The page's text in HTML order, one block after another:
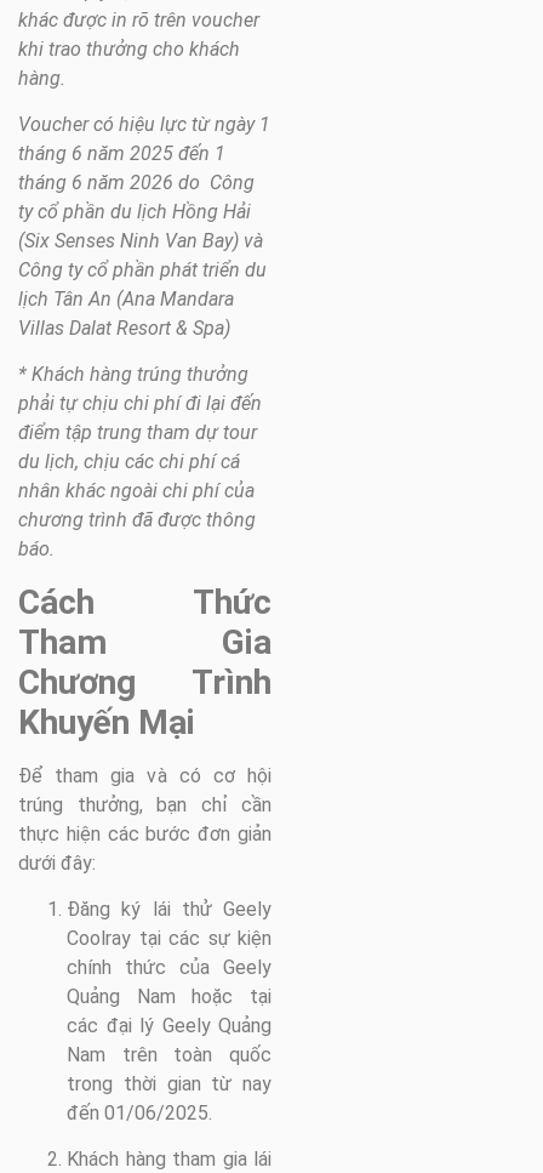
khác được in rõ trên voucher
khi trao thưởng cho khách
hàng.
Voucher có hiệu lực từ ngày 1
tháng 6 năm 2025 đến 1
tháng 6 năm 2026 do Công
ty cổ phần du lịch Hồng Hải
(Six Senses Ninh Van Bay) và
Công ty cổ phần phát triển du
lịch Tân An (Ana Mandara
Villas Dalat Resort & Spa)
* Khách hàng trúng thưởng
phải tự chịu chi phí đi lại đến
điểm tập trung tham dự tour
du lịch, chịu các chi phí cá
nhân khác ngoài chi phí của
chương trình đã được thông
báo.
Cách Thức
Tham Gia
Chương Trình
Khuyến Mại
Để tham gia và có cơ hội
trúng thưởng, bạn chỉ cần
thực hiện các bước đơn giản
dưới đây:
Đăng ký lái thử Geely
Coolray tại các sự kiện
chính thức của Geely
Quảng Nam hoặc tại
các đại lý Geely Quảng
Nam trên toàn quốc
trong thời gian từ nay
đến 01/06/2025.
Khách hàng tham gia lái